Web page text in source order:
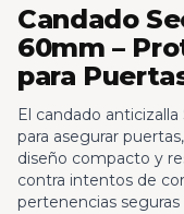
Candado
60mm –
para
El candado
para asegurar
diseño compacto y
contra intentos de
pertenencias